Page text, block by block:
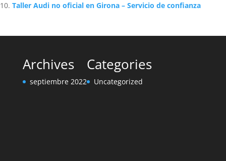
Taller Audi no oficial en Girona – Servicio de confianza
Archives
septiembre 2022
Categories
Uncategorized